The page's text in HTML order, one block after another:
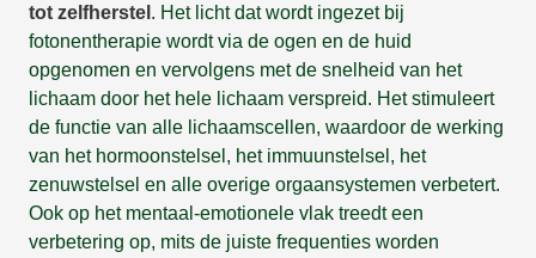
tot zelfherstel . Het licht dat wordt ingezet bij
fotonentherapie wordt via de ogen en de huid
opgenomen en vervolgens met de snelheid van het
lichaam door het hele lichaam verspreid. Het stimuleert
de functie van alle lichaamscellen, waardoor de werking
van het hormoonstelsel, het immuunstelsel, het
zenuwstelsel en alle overige orgaansystemen verbetert.
Ook op het mentaal-emotionele vlak treedt een
verbetering op, mits de juiste frequenties worden